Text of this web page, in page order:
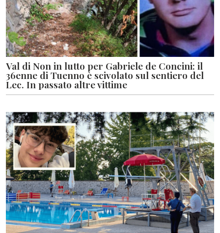
Val di Non in lutto per Gabriele de Concini: il
36enne di Tuenno è scivolato sul sentiero del
Lec. In passato altre vittime